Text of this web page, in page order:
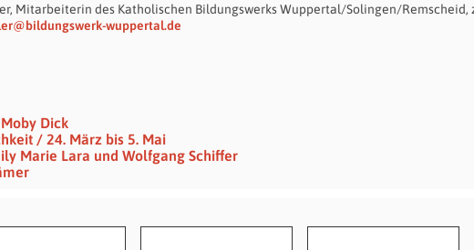
Mitarbeiterin des Katholischen Bildungswerks Wuppertal/Solingen/Remscheid,
wuppertal.de
Dick
/ 24. März bis 5. Mai
Marie Lara und Wolfgang Schiffer